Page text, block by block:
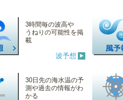
3時間毎の波高や
うねりの可能性を掲
載
波予想
30日先の海水温の予
測や過去の情報がわ
かる